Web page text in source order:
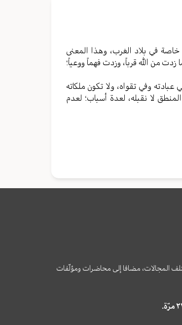
خاصة في بلاد الغرب، وهذا المعنى
من الله قرباً، وزدت فهماً ووعياً؛
وفي تقواه، ولا تكون ملكاته
لا نقبله، لعدة أسباب؛ لعدم
المجالات، مضافا إلى محاضرات ومؤلّفات